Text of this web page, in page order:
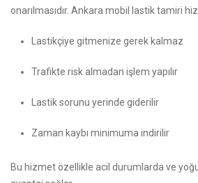
onarılmasıdır. Ankara mobil lastik tamiri
Lastikçiye gitmenize gerek kalmaz
Trafikte risk almadan işlem yapılır
Lastik sorunu yerinde giderilir
Zaman kaybı minimuma indirilir
Bu hizmet özellikle acil durumlarda ve